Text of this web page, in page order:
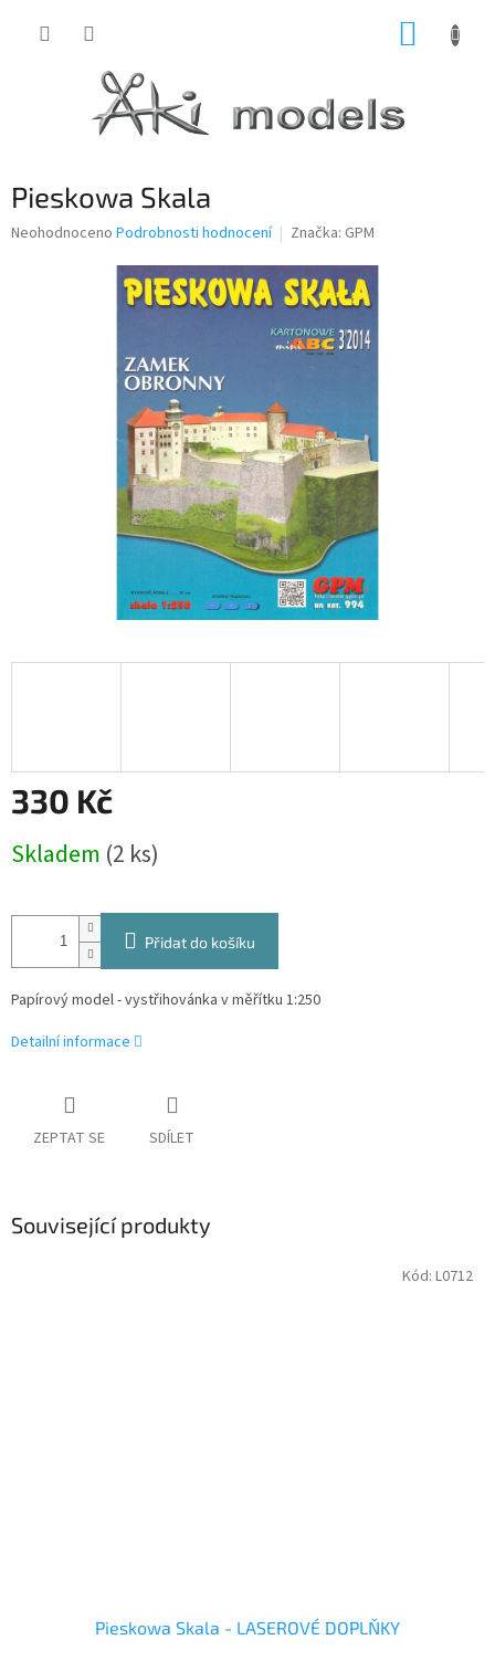
Pieskowa Skala
Průměrné
Neohodnoceno Podrobnosti hodnocení Značka: GPM
330 Kč
cena:
Skladem (2 ks)
Přidat do košíku
Papírový model - vystřihovánka v měřítku 1:250
Detailní informace
ZEPTAT SE SDÍLET
Související produkty
Pieskowa Skala - LASEROVÉ DOPLŇKY
Kód: L0712